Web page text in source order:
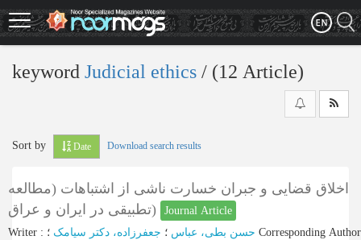
Skip
to
main
keyword Judicial ethics ‎/ (12 Article)
Sort by Date Download search results
اخلاق قضایی و جبران خسارت ناشی از اشتباهات (مطالعه
تطبیقی در ایران و عراق)
Journal Article
Writer : حسن بطی، عباس ؛ جعفرزاده، دکتر سیامک
Corresponding Author